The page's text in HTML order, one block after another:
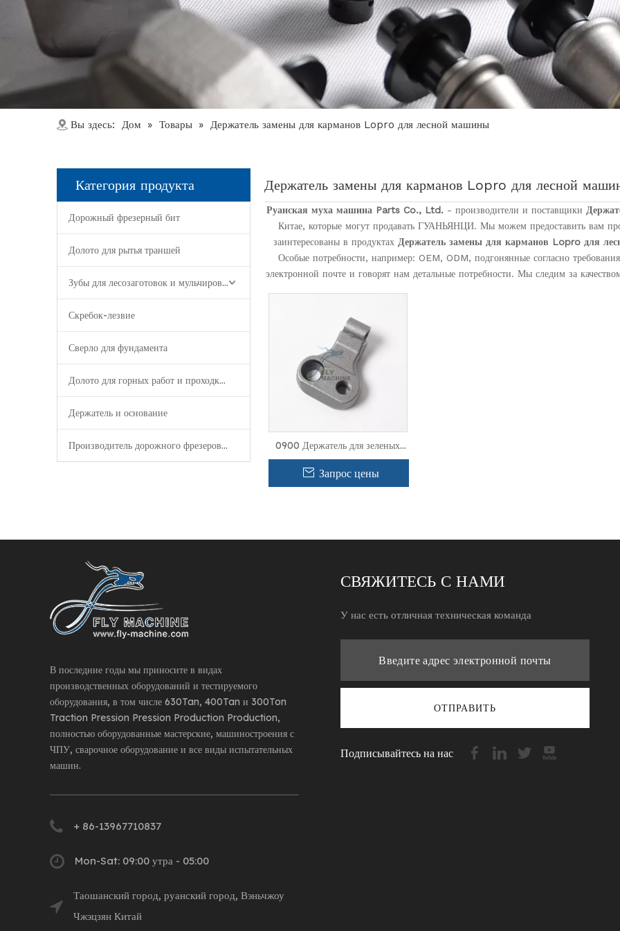
Вы здесь: Дом » Товары » Держатель замены для карманов Lopro для лесной машины
Категория продукта
Дорожный фрезерный бит
Долото для рытья траншей
Зубы для лесозаготовок и мульчирования
Скребок-лезвие
Сверло для фундамента
Долото для горных работ и проходки туннелей
Держатель и основание
Производитель дорожного фрезерования
Держатель замены для карманов Lopro для лесной
Руанская муха машина Parts Co., Ltd.- производители и поставщики
Китае, которые могут продавать ГУАНЬЯНЦИ. Мы можем предоставить вам
заинтересованы в продуктах Держатель замены для карманов Lopro для
Особые потребности, например: OEM, ODM, подгонянные согласно
электронной почте и говорят нам детальные потребности. Мы следим за
0900 Держатель для зеленых
зубов Карманы LoPro для
измельчителя пней серии 900
Запрос цены
В последние годы мы приносите в видах
производственных оборудований и тестируемого
оборудования, в том числе 630Tan, 400Tan и 300Ton
Traction Pression Pression Production Production,
полностью оборудованные мастерские, машиностроения с
ЧПУ, сварочное оборудование и все виды испытательных
машин.
+ 86-13967710837
Mon-Sat: 09:00 утра - 05:00
Таошанский город, руанский город, Вэньчжоу
Чжэцзян Китай
СВЯЖИТЕСЬ С НАМИ
У нас есть отличная техническая команда
ОТПРАВИТЬ
Подписывайтесь на нас